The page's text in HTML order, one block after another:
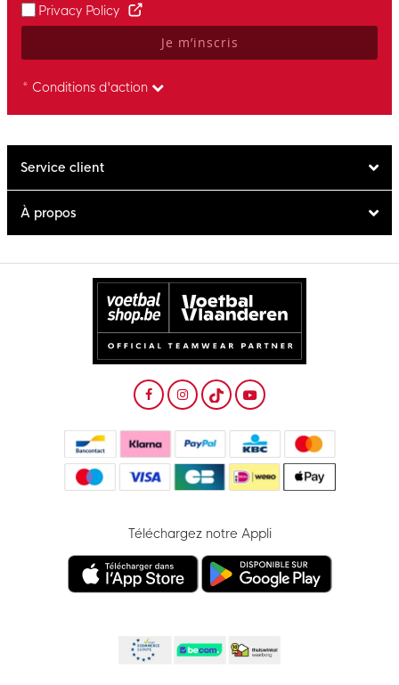
Privacy Policy
Je m’inscris
* Conditions d'action
Service client
À propos
Téléchargez notre Appli